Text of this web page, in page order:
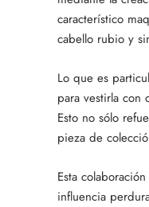
característico
cabello rubio y
Lo que es
para vestirla con
Esto no sólo
pieza de
Esta
influencia